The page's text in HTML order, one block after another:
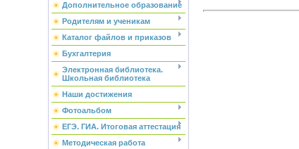
Дополнительное образование
Родителям и ученикам
Каталог файлов и приказов
Бухгалтерия
Электронная библиотека.
Школьная библиотека
Наши достижения
Фотоальбом
ЕГЭ. ГИА. Итоговая аттестация
Методическая работа